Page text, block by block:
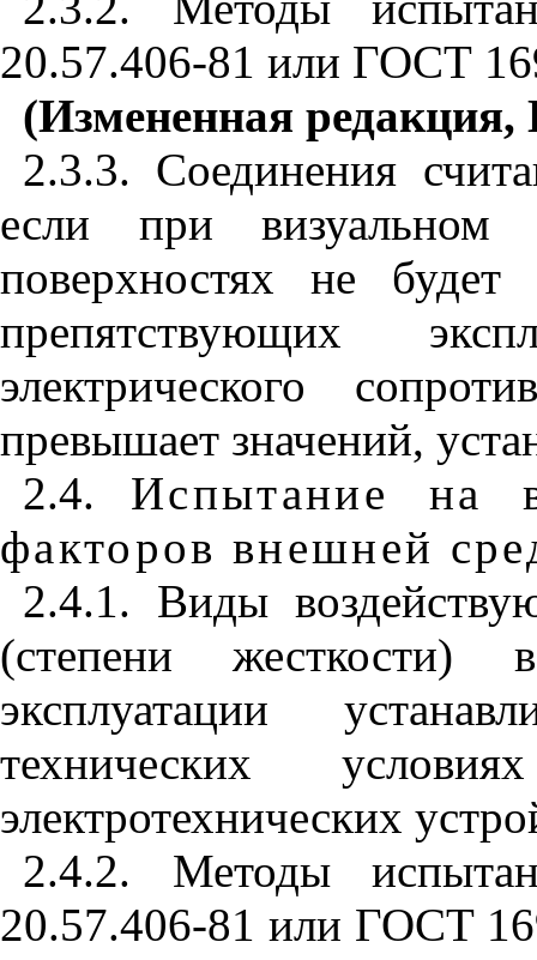
20.57.406-81 или ГОСТ
(Измененная редакция,
2.3.3. Соединения
если при
поверхностях не будет
препятствующих
электрического
превышает значений,
2.4. Испытание на
факторов внешней
2.4.1. Виды
(степени жесткости)
эксплуатации
технических
электротехнических
2.4.2. Методы
20.57.406-81 или ГОСТ